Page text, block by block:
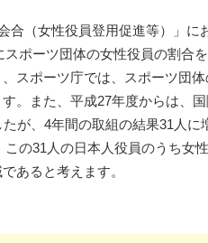
合（女性役員登用促進等）」
ポーツ団体の女性役員の割合
スポーツ庁では、スポーツ団
。また、平成27年度からは、
が、4年間の取組の結果31人
の31人の日本人役員のうち
あると考えます。